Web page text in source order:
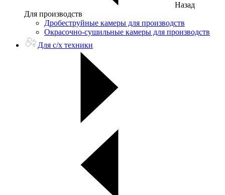
Назад
Для производств
Дробеструйные камеры для производств
Окрасочно-сушильные камеры для производств
Для с/х техники